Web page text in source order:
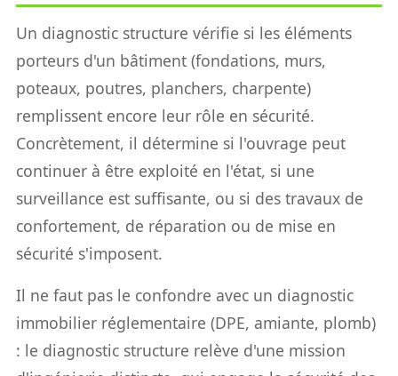
Un diagnostic structure vérifie si les éléments
porteurs d'un bâtiment (fondations, murs,
poteaux, poutres, planchers, charpente)
remplissent encore leur rôle en sécurité.
Concrètement, il détermine si l'ouvrage peut
continuer à être exploité en l'état, si une
surveillance est suffisante, ou si des travaux de
confortement, de réparation ou de mise en
sécurité s'imposent.
Il ne faut pas le confondre avec un diagnostic
immobilier réglementaire (DPE, amiante, plomb)
: le diagnostic structure relève d'une mission